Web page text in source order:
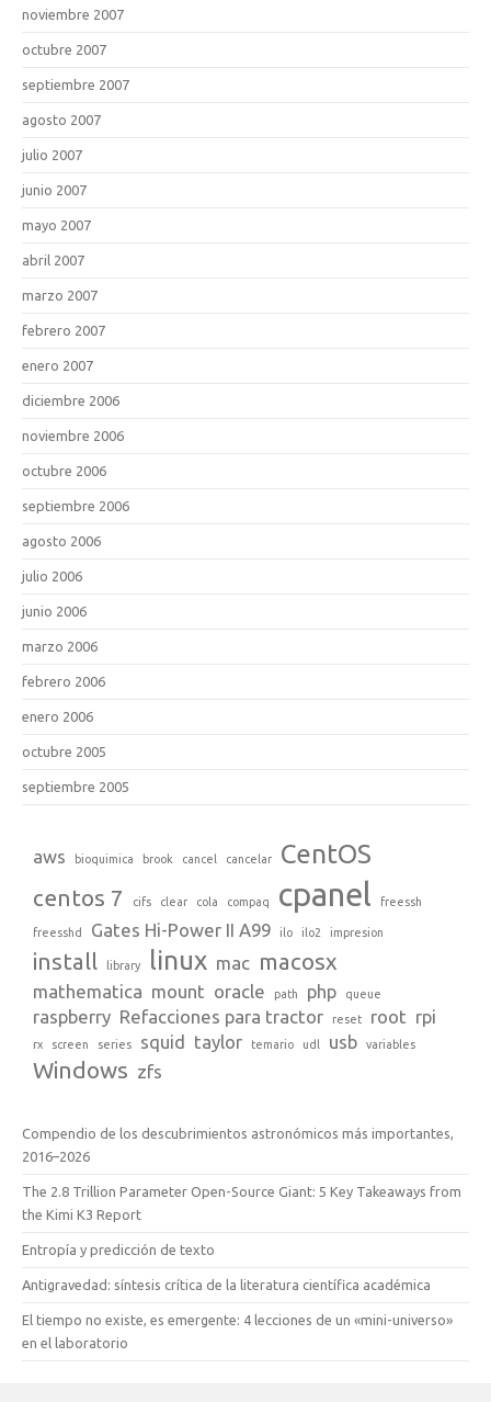
noviembre 2007
octubre 2007
septiembre 2007
agosto 2007
julio 2007
junio 2007
mayo 2007
abril 2007
marzo 2007
febrero 2007
enero 2007
diciembre 2006
noviembre 2006
octubre 2006
septiembre 2006
agosto 2006
julio 2006
junio 2006
marzo 2006
febrero 2006
enero 2006
octubre 2005
septiembre 2005
aws bioquimica brook cancel cancelar CentOS
centos 7 cifs clear cola compaq cpanel freessh
freesshd Gates Hi-Power II A99 ilo ilo2 impresion
install library linux mac macosx
mathematica mount oracle path php queue
raspberry Refacciones para tractor reset root rpi
rx screen series squid taylor temario udl usb variables
Windows zfs
Compendio de los descubrimientos astronómicos más importantes,
2016–2026
The 2.8 Trillion Parameter Open-Source Giant: 5 Key Takeaways from
the Kimi K3 Report
Entropía y predicción de texto
Antigravedad: síntesis crítica de la literatura científica académica
El tiempo no existe, es emergente: 4 lecciones de un «mini-universo»
en el laboratorio